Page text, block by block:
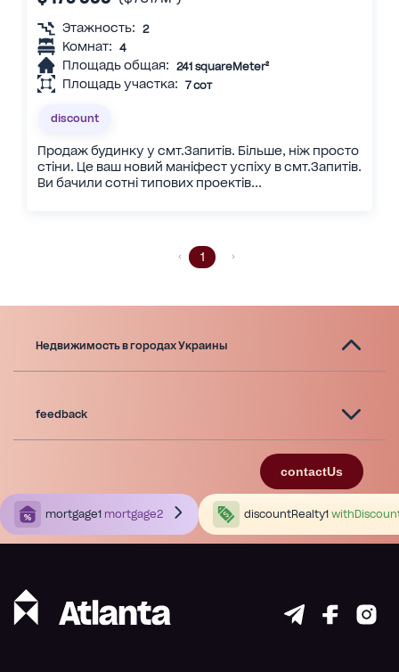
Этажность: 2
Комнат: 4
Площадь общая: 241 squareMeter²
Площадь участка: 7 сот
discount
Продаж будинку у смт.Запитів. Більше, ніж просто
стіни. Це ваш новий маніфест успіху в смт.Запитів.
Ви бачили сотні типових проектів...
1
Недвижимость в городах Украины
feedback
contactUs
mortgage1 mortgage2 discountRealty1